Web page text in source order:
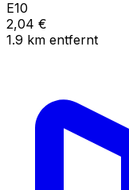
E10
2,04 €
1.9 km entfernt